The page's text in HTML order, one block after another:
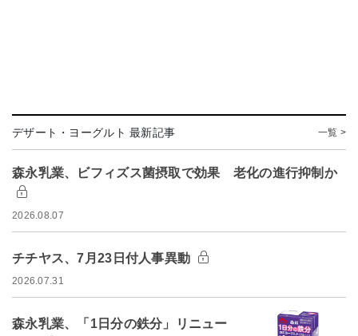
デザート・ヨーグルト 最新記事 一覧 >
森永乳業、ビフィズス菌摂取で効果 老化の進行抑制か
2026.08.07
チチヤス、7月23日付人事異動
2026.07.31
森永乳業、「1日分の鉄分」リニュー